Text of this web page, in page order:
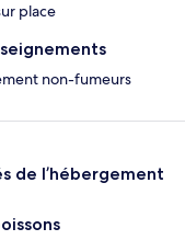
place
non-fumeurs
de l’hébergement